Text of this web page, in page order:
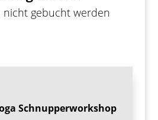
nicht gebucht werden
Schnupperworkshop